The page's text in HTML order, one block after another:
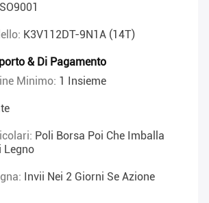
ISO9001
K3V112DT-9N1A (14T)
& Di Pagamento
Minimo: 1 Insieme
Poli Borsa Poi Che Imballa
Legno
Invii Nei 2 Giorni Se Azione